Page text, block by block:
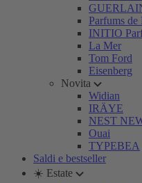
Parfums
INITIO
La Mer
Tom Ford
Eisenberg
Novita
Widian
IRÄYE
NEST
Ouai
TYPEBEA
Saldi e bestseller
☀️ Estate